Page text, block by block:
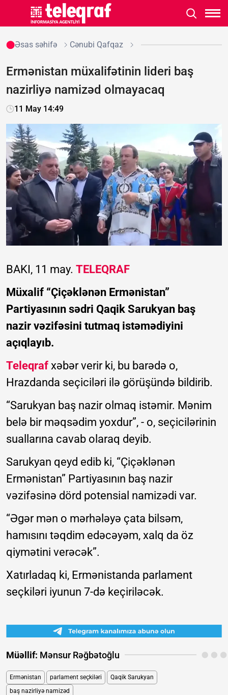
Əsas səhifə Cənubi Qafqaz
Ermənistan müxalifətinin lideri baş
nazirliyə namizəd olmayacaq
11 May 14:49
BAKI, 11 may. TELEQRAF
Müxalif “Çiçəklənən Ermənistan”
Partiyasının sədri Qaqik Sarukyan baş
nazir vəzifəsini tutmaq istəmədiyini
açıqlayıb.
Teleqraf xəbər verir ki, bu barədə o,
Hrazdanda seçiciləri ilə görüşündə bildirib.
“Sarukyan baş nazir olmaq istəmir. Mənim
belə bir məqsədim yoxdur”, - o, seçicilərinin
suallarına cavab olaraq deyib.
Sarukyan qeyd edib ki, “Çiçəklənən
Ermənistan” Partiyasının baş nazir
vəzifəsinə dörd potensial namizədi var.
“Əgər mən o mərhələyə çata bilsəm,
hamısını təqdim edəcəyəm, xalq da öz
qiymətini verəcək”.
Xatırladaq ki, Ermənistanda parlament
seçkiləri iyunun 7-də keçiriləcək.
Müəllif: Mənsur Rəğbətoğlu
Ermənistan parlament seçkiləri
Qaqik Sarukyan
baş nazirliyə namizəd